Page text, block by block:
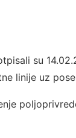
su
linije uz